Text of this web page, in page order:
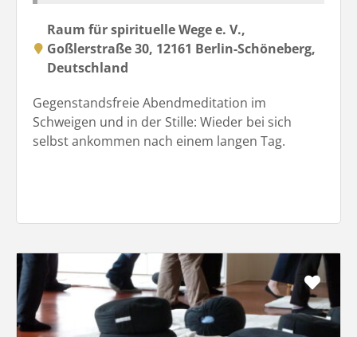
Raum für spirituelle Wege e. V.,
Goßlerstraße 30, 12161 Berlin-Schöneberg,
Deutschland
Gegenstandsfreie Abendmeditation im
Schweigen und in der Stille: Wieder bei sich
selbst ankommen nach einem langen Tag.